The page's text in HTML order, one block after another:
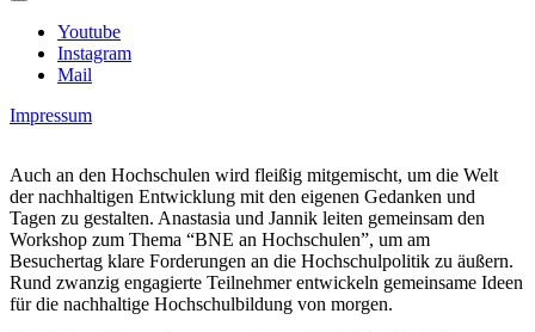
Youtube
Instagram
Mail
Impressum
Auch an den Hochschulen wird fleißig mitgemischt, um die Welt
der nachhaltigen Entwicklung mit den eigenen Gedanken und
Tagen zu gestalten. Anastasia und Jannik leiten gemeinsam den
Workshop zum Thema “BNE an Hochschulen”, um am
Besuchertag klare Forderungen an die Hochschulpolitik zu äußern.
Rund zwanzig engagierte Teilnehmer entwickeln gemeinsame Ideen
für die nachhaltige Hochschulbildung von morgen.